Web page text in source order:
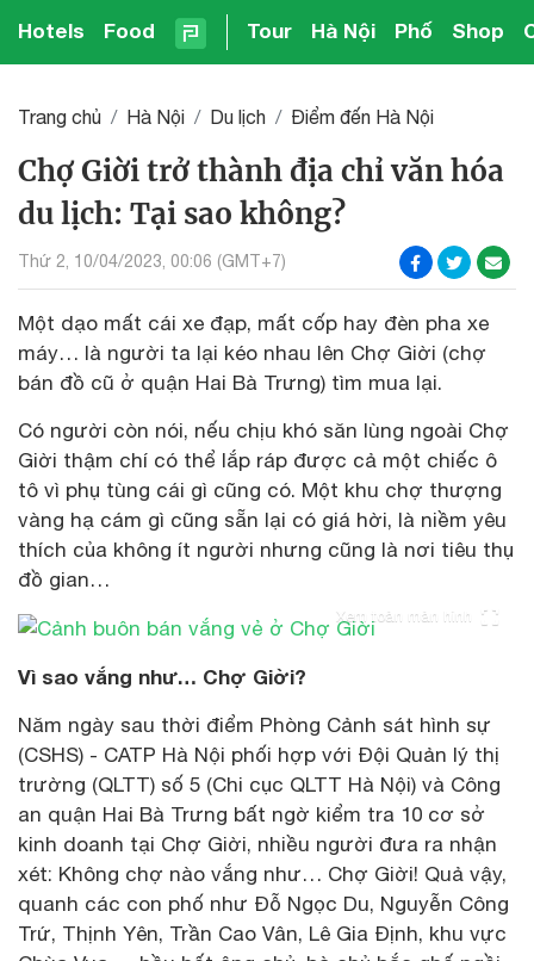
Hotels Food Tour Hà Nội Phố Shop
Trang chủ Hà Nội Du lịch Điểm đến Hà Nội
Chợ Giời trở thành địa chỉ văn hóa
du lịch: Tại sao không?
Thứ 2, 10/04/2023, 00:06 (GMT+7)
Một dạo mất cái xe đạp, mất cốp hay đèn pha xe
máy… là người ta lại kéo nhau lên Chợ Giời (chợ
bán đồ cũ ở quận Hai Bà Trưng) tìm mua lại.
Có người còn nói, nếu chịu khó săn lùng ngoài Chợ
Giời thậm chí có thể lắp ráp được cả một chiếc ô
tô vì phụ tùng cái gì cũng có. Một khu chợ thượng
vàng hạ cám gì cũng sẵn lại có giá hời, là niềm yêu
thích của không ít người nhưng cũng là nơi tiêu thụ
đồ gian…
Xem toàn màn hình
Vì sao vắng như… Chợ Giời?
Năm ngày sau thời điểm Phòng Cảnh sát hình sự
(CSHS) - CATP Hà Nội phối hợp với Đội Quản lý thị
trường (QLTT) số 5 (Chi cục QLTT Hà Nội) và Công
an quận Hai Bà Trưng bất ngờ kiểm tra 10 cơ sở
kinh doanh tại Chợ Giời, nhiều người đưa ra nhận
xét: Không chợ nào vắng như… Chợ Giời! Quả vậy,
quanh các con phố như Đỗ Ngọc Du, Nguyễn Công
Trứ, Thịnh Yên, Trần Cao Vân, Lê Gia Định, khu vực